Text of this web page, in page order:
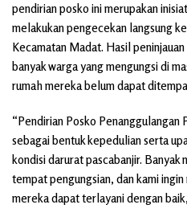
pendirian posko ini merupakan
melakukan pengecekan langsung
Kecamatan Madat. Hasil
banyak warga yang mengungsi di
rumah mereka belum dapat
“Pendirian Posko Penanggulangan
sebagai bentuk kepedulian serta
kondisi darurat pascabanjir. Banyak
tempat pengungsian, dan kami
mereka dapat terlayani dengan